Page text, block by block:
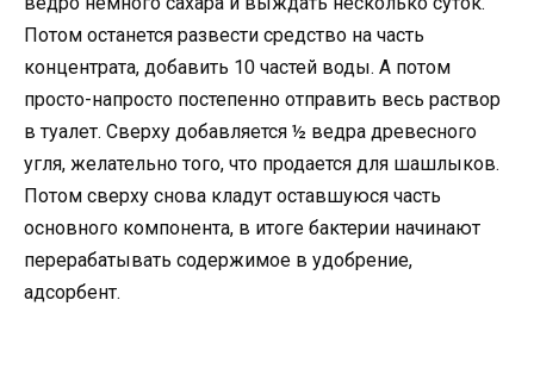
Потом останется развести средство на часть
концентрата, добавить 10 частей воды. А потом
просто-напросто постепенно отправить весь раствор
в туалет. Сверху добавляется ½ ведра древесного
угля, желательно того, что продается для шашлыков.
Потом сверху снова кладут оставшуюся часть
основного компонента, в итоге бактерии начинают
перерабатывать содержимое в удобрение,
адсорбент.